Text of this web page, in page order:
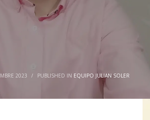
2023 / PUBLISHED IN EQUIPO JULIAN SOLER